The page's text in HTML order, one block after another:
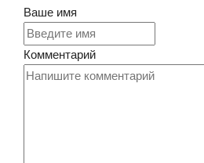
Ваше имя
Комментарий